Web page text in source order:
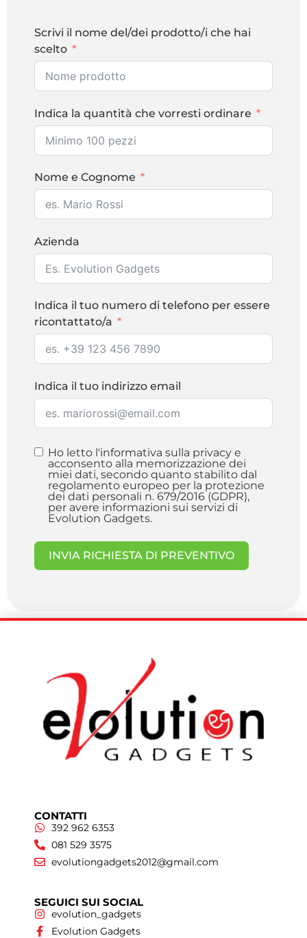
Scrivi il nome del/dei prodotto/i che hai
scelto
Indica la quantità che vorresti ordinare
Nome e Cognome
Azienda
Indica il tuo numero di telefono per essere
ricontattato/a
Indica il tuo indirizzo email
Ho letto l'informativa sulla privacy e
acconsento alla memorizzazione dei
miei dati, secondo quanto stabilito dal
regolamento europeo per la protezione
dei dati personali n. 679/2016 (GDPR),
per avere informazioni sui servizi di
Evolution Gadgets.
INVIA RICHIESTA DI PREVENTIVO
CONTATTI
392 962 6353
081 529 3575
evolutiongadgets2012@gmail.com
SEGUICI SUI SOCIAL
evolution_gadgets
Evolution Gadgets